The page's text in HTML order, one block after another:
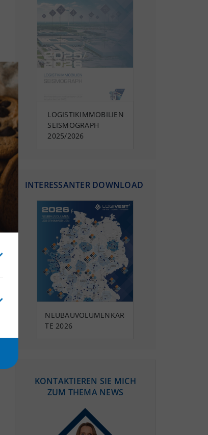
LOGISTIKIMMOBILIEN
SEISMOGRAPH
2025/2026
INTERESSANTER DOWNLOAD
NEUBAUVOLUMENKAR
TE 2026
KONTAKTIEREN SIE MICH
ZUM THEMA NEWS